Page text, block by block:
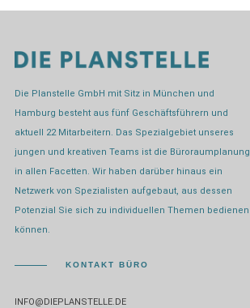
Die Planstelle GmbH mit Sitz in München und
Hamburg besteht aus fünf Geschäftsführern und
aktuell 22 Mitarbeitern. Das Spezialgebiet unseres
jungen und kreativen Teams ist die Büroraumplanung
in allen Facetten. Wir haben darüber hinaus ein
Netzwerk von Spezialisten aufgebaut, aus dessen
Potenzial Sie sich zu individuellen Themen bedienen
können.
KONTAKT BÜRO
INFO@DIEPLANSTELLE.DE